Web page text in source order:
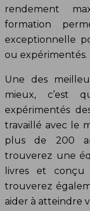
rendement
formation
exceptionnelle
ou expérimentés.
Une des
mieux, c’est
expérimentés
travaillé avec le
plus de 200
trouverez une
livres et conçu
trouverez
aider à atteindre